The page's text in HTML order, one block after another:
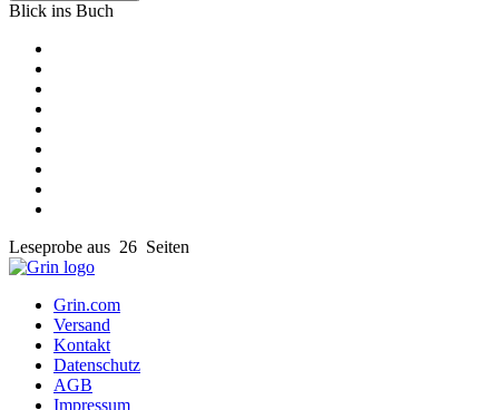
Blick ins Buch
Leseprobe aus 26 Seiten
Grin.com
Versand
Kontakt
Datenschutz
AGB
Impressum